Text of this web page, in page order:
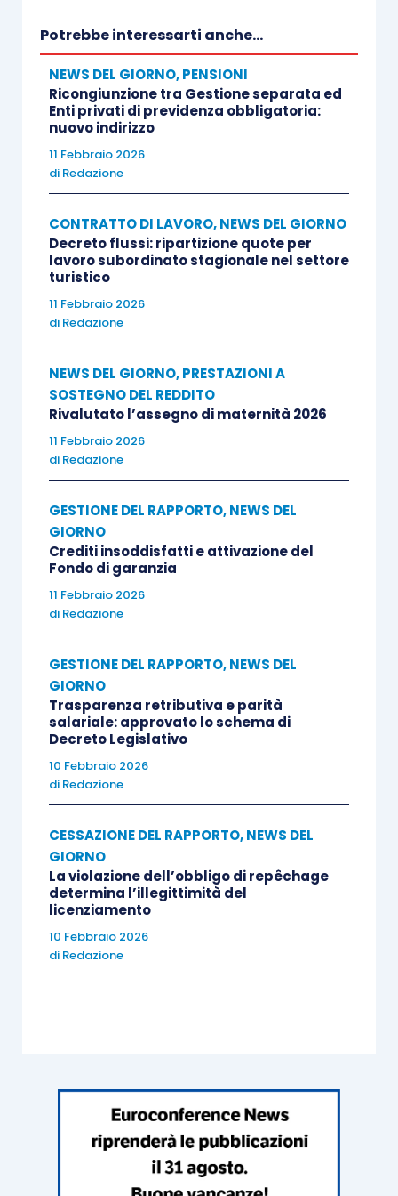
marca da bollo che sarà mantenuta agli atti
dall’istante, seguendo il manuale di istruzioni, che
sarà disponibile nel sito istituzionale
www.lavoro.gov.it
sezione Temi e Priorità > Ammortizzatori sociali –
contratti di solidarietà industriali, e anche nella
sezione “Strumenti e servizi”. Successivamente,
il sistema rilascerà un modulo istanza compilato
con i dati dell’impresa e completo di un codice
comunicazione.
Il Ministero precisa che tale procedura sarà
l’unica ammessa per la compilazione delle istanze
di decontribuzione da parte delle imprese:
l’istanza, firmata digitalmente e in bollo, potrà
nuovo applicativo, seguendo le istruzioni in esso
indicate, non essendo più ammesso l’invio a
mezzo Pec. Si ribadisce la necessità che
l’impresa dichiari nell’istanza, a pena
d’inammissibilità, la propria previsione del
oltre al codice pratica relativo alla domanda di
integrazione salariale per contratto di solidarietà
presentata nel sistema denominato “Cigs on-
line”.
Centro Studi Lavoro e Previdenza – Euroconference
ti consiglia:
Potrebbe interessarti anche...
NEWS DEL GIORNO,PENSIONI
Ricongiunzione tra Gestione separata ed
Enti privati di previdenza obbligatoria:
nuovo indirizzo
11 Febbraio 2026
di Redazione
CONTRATTO DI LAVORO,NEWS DEL GIORNO
Decreto flussi: ripartizione quote per
lavoro subordinato stagionale nel settore
turistico
11 Febbraio 2026
di Redazione
NEWS DEL GIORNO,PRESTAZIONI A
SOSTEGNO DEL REDDITO
Rivalutato l’assegno di maternità 2026
11 Febbraio 2026
di Redazione
GESTIONE DEL RAPPORTO,NEWS DEL
GIORNO
Crediti insoddisfatti e attivazione del
Fondo di garanzia
11 Febbraio 2026
di Redazione
GESTIONE DEL RAPPORTO,NEWS DEL
GIORNO
Trasparenza retributiva e parità
salariale: approvato lo schema di
Decreto Legislativo
10 Febbraio 2026
di Redazione
CESSAZIONE DEL RAPPORTO,NEWS DEL
GIORNO
La violazione dell’obbligo di repêchage
determina l’illegittimità del
licenziamento
10 Febbraio 2026
di Redazione